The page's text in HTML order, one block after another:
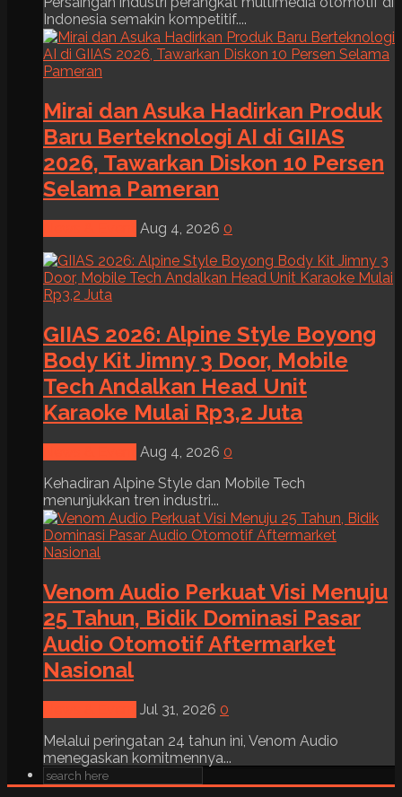
Indonesia semakin kompetitif....
Mirai dan Asuka Hadirkan Produk
Baru Berteknologi AI di GIIAS
2026, Tawarkan Diskon 10 Persen
Selama Pameran
Aug 4, 2026 0
GIIAS 2026: Alpine Style Boyong
Body Kit Jimny 3 Door, Mobile
Tech Andalkan Head Unit
Karaoke Mulai Rp3,2 Juta
Aug 4, 2026 0
Kehadiran Alpine Style dan Mobile Tech
menunjukkan tren industri...
Venom Audio Perkuat Visi Menuju
25 Tahun, Bidik Dominasi Pasar
Audio Otomotif Aftermarket
Nasional
Jul 31, 2026 0
Melalui peringatan 24 tahun ini, Venom Audio
menegaskan komitmennya...